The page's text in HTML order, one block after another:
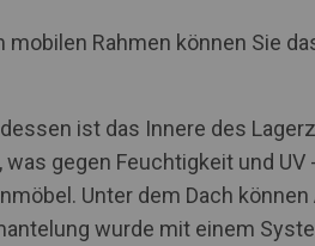
Rahmen können Sie
ist das Innere des
gegen Feuchtigkeit und
Unter dem Dach
wurde mit einem